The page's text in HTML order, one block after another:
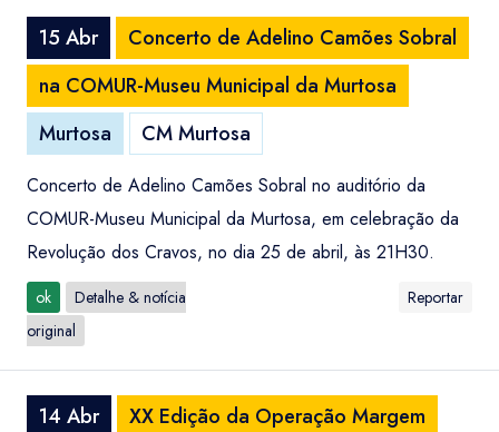
15 Abr
Concerto de Adelino Camões Sobral
na COMUR-Museu Municipal da Murtosa
Murtosa
CM Murtosa
Concerto de Adelino Camões Sobral no auditório da
COMUR-Museu Municipal da Murtosa, em celebração da
Revolução dos Cravos, no dia 25 de abril, às 21H30.
ok
Detalhe & notícia
original
Reportar
14 Abr
XX Edição da Operação Margem